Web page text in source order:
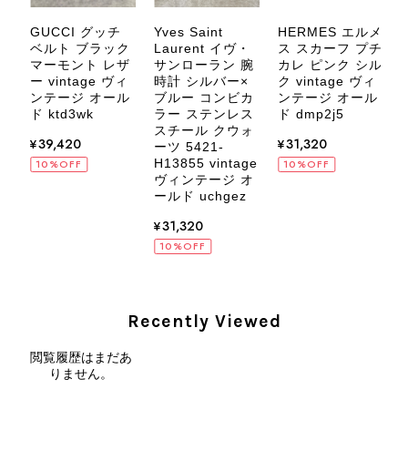
いましたら、ぜひよろしくお願いいた
します。 VintageShop solo
2026/08/05
外装内装ともにAランクの商品を購入しました。 しかし、実際に
届いた商品は、写真には写っていない内側の蛇腹部分と全面ポケ
ットにカビがびっしりと生えていました。 とてもAランクとは思
GUCCI グッチ
ベルト ブラック
マーモント レザ
ー vintage ヴィ
ンテージ オール
ド ktd3wk
¥39,420
10%OFF
Yves Saint
Laurent イヴ・
サンローラン 腕
時計 シルバー×
ブルー コンビカ
ラー ステンレス
スチール クウォ
ーツ 5421-
H13855 vintage
ヴィンテージ オ
ールド uchgez
¥31,320
10%OFF
HERMES エルメ
ス スカーフ プチ
カレ ピンク シル
ク vintage ヴィ
ンテージ オール
ド dmp2j5
¥31,320
10%OFF
Recently Viewed
閲覧履歴はまだあ
りません。